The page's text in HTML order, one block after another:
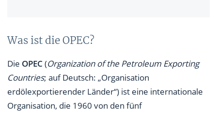
Was ist die OPEC?
Die OPEC (Organization of the Petroleum Exporting
Countries; auf Deutsch: „Organisation
erdölexportierender Länder“) ist eine internationale
Organisation, die 1960 von den fünf